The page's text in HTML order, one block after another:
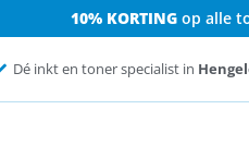
10% KORTINGop alle
Dé inkt en toner specialist in